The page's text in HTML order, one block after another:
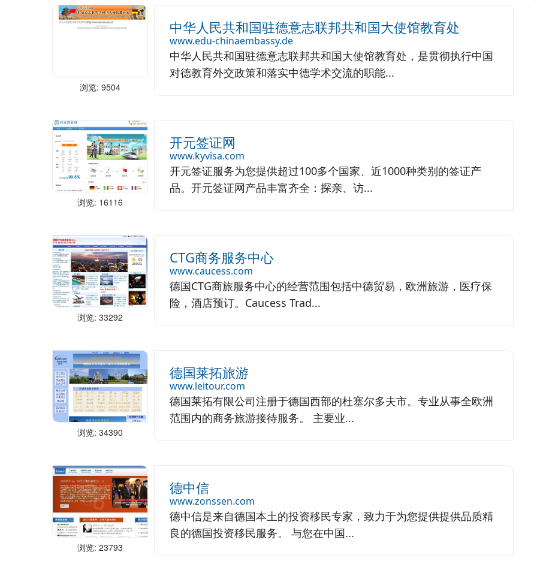
浏览: 9504
中华人民共和国驻德意志联邦共和国大使馆教育处
www.edu-chinaembassy.de
中华人民共和国驻德意志联邦共和国大使馆教育处，是贯彻执行中国
对德教育外交政策和落实中德学术交流的职能...
浏览: 16116
开元签证网
www.kyvisa.com
开元签证服务为您提供超过100多个国家、近1000种类别的签证产
品。开元签证网产品丰富齐全：探亲、访...
浏览: 33292
CTG商务服务中心
www.caucess.com
德国CTG商旅服务中心的经营范围包括中德贸易，欧洲旅游，医疗保
险，酒店预订。Caucess Trad...
浏览: 34390
德国莱拓旅游
www.leitour.com
德国莱拓有限公司注册于德国西部的杜塞尔多夫市。专业从事全欧洲
范围内的商务旅游接待服务。 主要业...
浏览: 23793
德中信
www.zonssen.com
德中信是来自德国本土的投资移民专家，致力于为您提供提供品质精
良的德国投资移民服务。 与您在中国...